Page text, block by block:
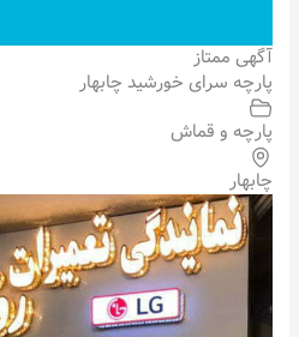
آگهی ممتاز
پارچه سرای خورشید چابهار
پارچه و قماش
چابهار